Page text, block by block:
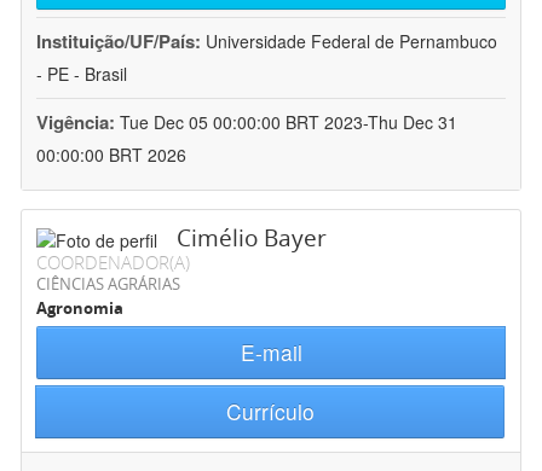
Instituição/UF/País: Universidade Federal de Pernambuco
- PE - Brasil
Vigência: Tue Dec 05 00:00:00 BRT 2023-Thu Dec 31
00:00:00 BRT 2026
Cimélio Bayer
COORDENADOR(A)
CIÊNCIAS AGRÁRIAS
Agronomia
E-mail
Currículo